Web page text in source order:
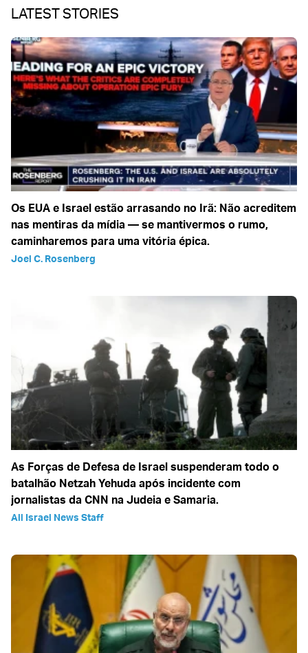
LATEST STORIES
Os EUA e Israel estão arrasando no Irã: Não acreditem
nas mentiras da mídia — se mantivermos o rumo,
caminharemos para uma vitória épica.
Joel C. Rosenberg
As Forças de Defesa de Israel suspenderam todo o
batalhão Netzah Yehuda após incidente com
jornalistas da CNN na Judeia e Samaria.
All Israel News Staff